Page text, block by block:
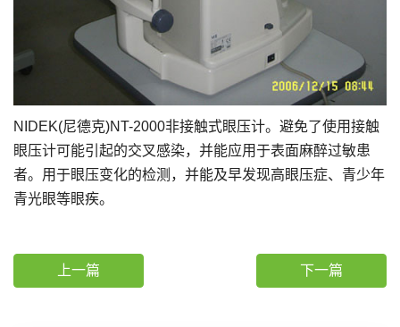
NIDEK(尼德克)NT-2000非接触式眼压计。避免了使用接触
眼压计可能引起的交叉感染，并能应用于表面麻醉过敏患
者。用于眼压变化的检测，并能及早发现高眼压症、青少年
青光眼等眼疾。
上一篇 下一篇